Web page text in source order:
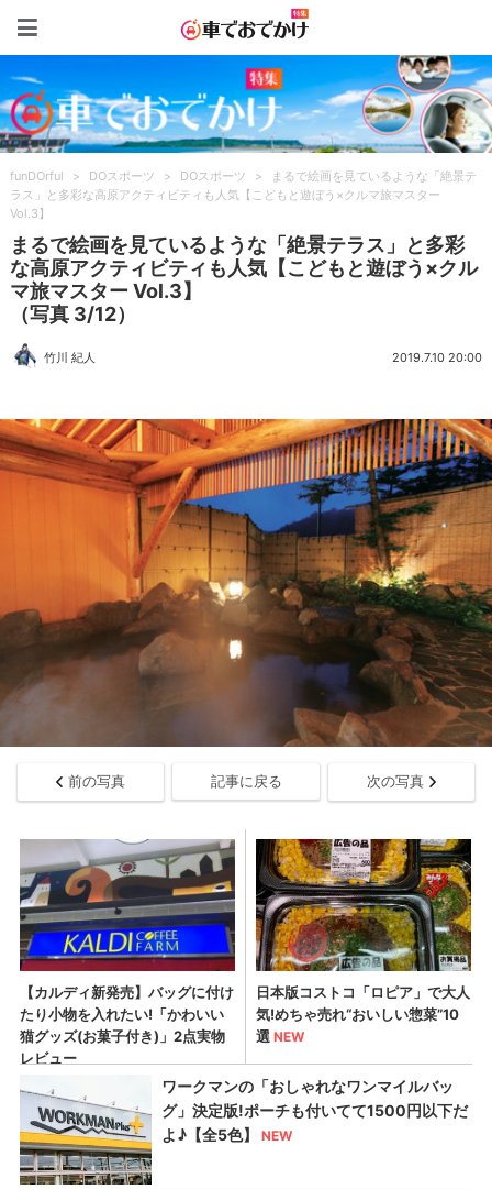
funDOrful > DOスポーツ > DOスポーツ >
まるで絵画を見ているような「絶景テ
ラス」と多彩な高原アクティビティも人気【こどもと遊ぼう×クルマ旅マスター
Vol.3】
まるで絵画を見ているような「絶景テラス」と多彩
な高原アクティビティも人気【こどもと遊ぼう×クル
マ旅マスター Vol.3】
（写真 3/12）
竹川 紀人 2019.7.10 20:00
前の写真 記事に戻る 次の写真